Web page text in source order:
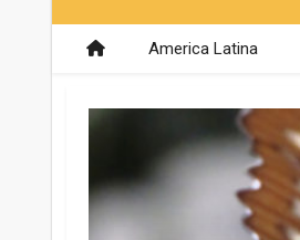
America Latina